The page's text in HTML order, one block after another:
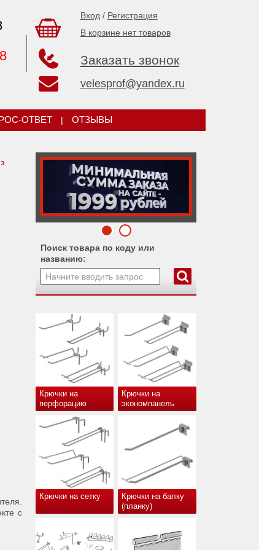
Вход / Регистрация
В корзине нет товаров
Заказать звонок
velesprof@yandex.ru
ОТВЕТ | ОТЗЫВЫ
Поиск товара по коду или
названию:
Крючки на
перфорацию
Крючки на
экономпанель
Крючки на сетку
Крючки на балку
(планку)
с